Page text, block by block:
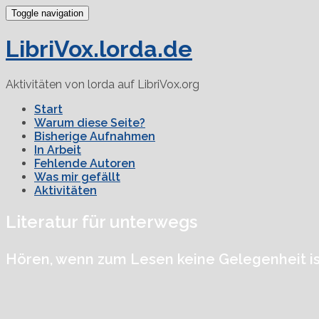
Toggle navigation
LibriVox.lorda.de
Aktivitäten von lorda auf LibriVox.org
Start
Warum diese Seite?
Bisherige Aufnahmen
In Arbeit
Fehlende Autoren
Was mir gefällt
Aktivitäten
Literatur für unterwegs
Hören, wenn zum Lesen keine Gelegenheit